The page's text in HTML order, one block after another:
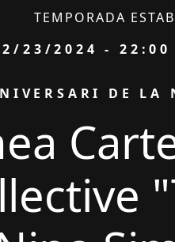
TEMPORADA
23/2024 - 22:00
DE LA